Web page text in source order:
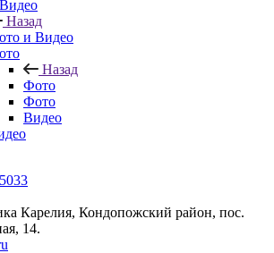
Назад
и Видео
Назад
Фото
Фото
Видео
Карелия, Кондопожский район, пос.
14.